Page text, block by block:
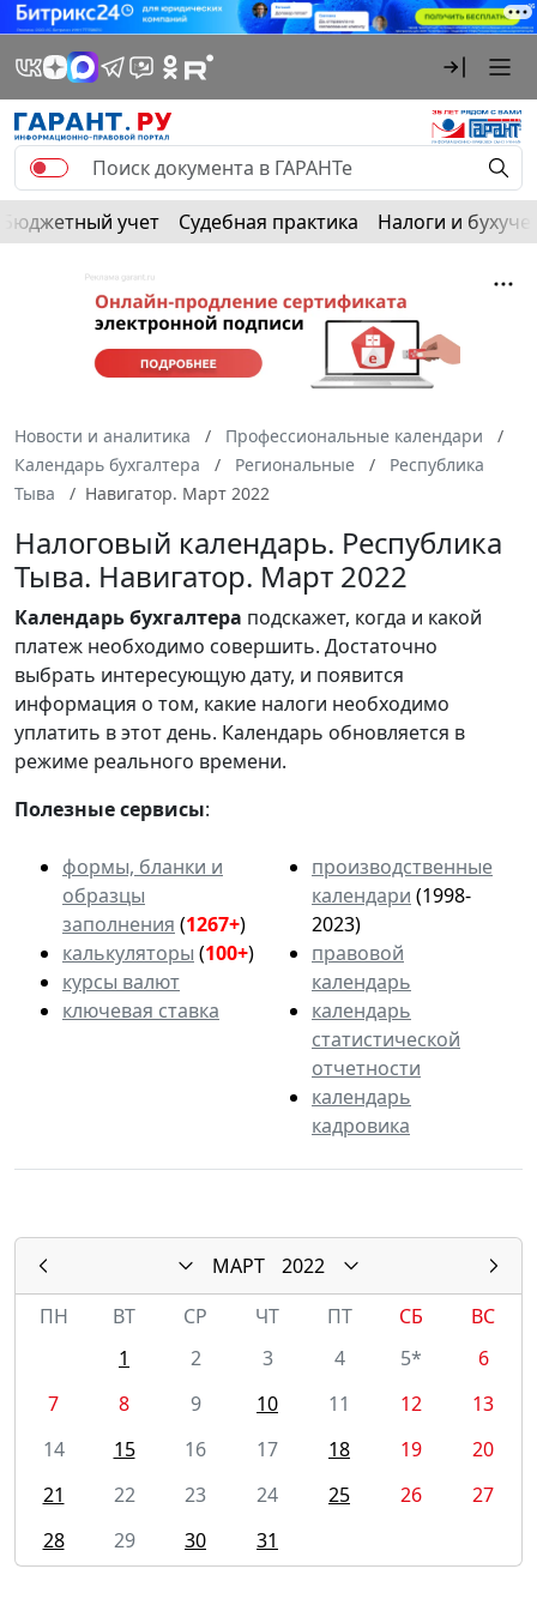
Бюджетный учет Судебная практика Налоги и
Новости и аналитика
Профессиональные календари
Календарь бухгалтера
Региональные
Республика
Тыва
Навигатор. Март 2022
Налоговый календарь. Республика
Тыва. Навигатор. Март 2022
Календарьбухгалтера подскажет, когда и какой
платеж необходимо совершить. Достаточно
выбрать интересующую дату, и появится
информация о том, какие налоги необходимо
уплатить в этот день. Календарь обновляется в
режиме реального времени.
Полезные сервисы:
формы, бланки и
образцы
заполнения (1267+)
калькуляторы (100+)
курсы валют
ключевая ставка
производственные
календари (1998-
2023)
правовой
календарь
календарь
статистической
отчетности
календарь
кадровика
МАРТ
2022
ПН
ВТ СР ЧТ ПТ СБ
ВС
1
2 3 4 5*
6
7
8 9 10 11 12
13
14
15 16 17 18 19
20
21
22 23 24 25 26
27
28
29 30 31